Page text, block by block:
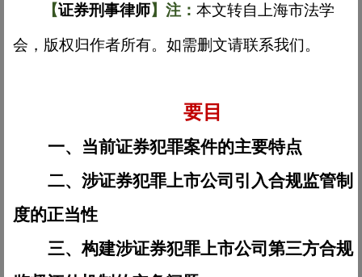
【证券刑事律师】注 ： 本文转自 上海市法学
会，版权归作者所有。 如需删文请联系我们。
要目
一、当前证券犯罪案件的主要特点
二、涉证券犯罪上市公司引入合规监管制
度的正当性
三、构建涉证券犯罪上市公司第三方合规